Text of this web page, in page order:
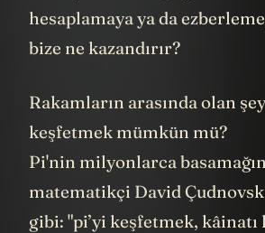
hesaplamaya ya da
bize ne kazandırır?
Rakamların arasında olan
keşfetmek mümkün mü?
Pi'nin milyonlarca
matematikçi David
gibi: "pi’yi keşfetmek,